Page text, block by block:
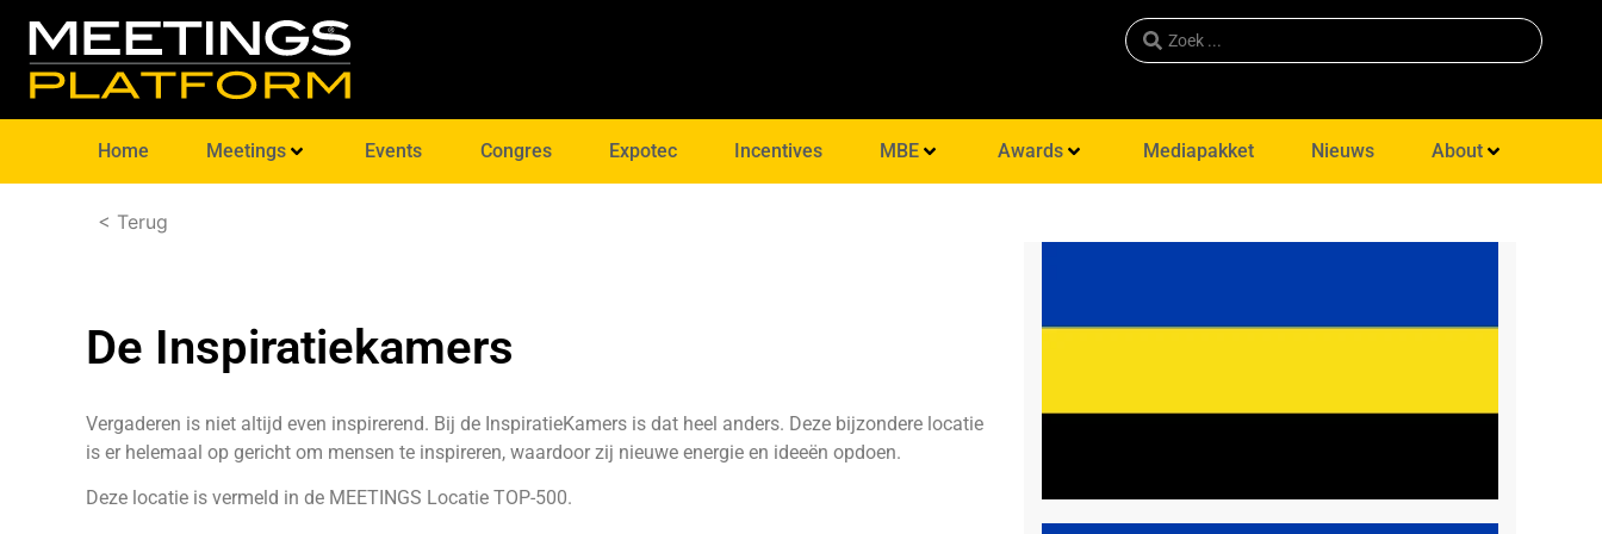
Home Meetings Events Congres Expotec Incentives MBE Awards Mediapakket Nieuws About
< Terug
De Inspiratiekamers
Vergaderen is niet altijd even inspirerend. Bij de InspiratieKamers is dat heel anders. Deze bijzondere locatie
is er helemaal op gericht om mensen te inspireren, waardoor zij nieuwe energie en ideeën opdoen.
Deze locatie is vermeld in de MEETINGS Locatie TOP-500.